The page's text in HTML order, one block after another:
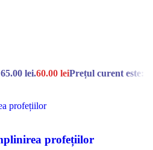
lei.60.00 leiPrețul curent este:
profețiilor